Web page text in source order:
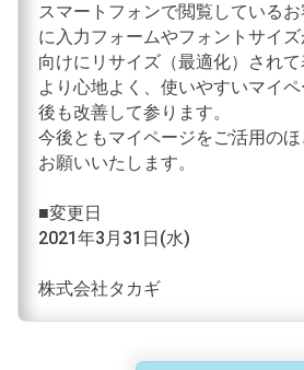
スマートフォンで閲覧している
に入力フォームやフォントサイ
向けにリサイズ（最適化）されて
より心地よく、使いやすいマイ
後も改善して参ります。
今後ともマイページをご活用のほ
お願いいたします。
■変更日
2021年3月31日(水)
株式会社タカギ